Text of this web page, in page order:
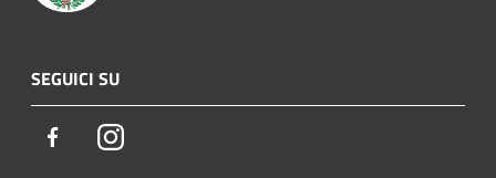
SEGUICI SU
FacebookInstagram